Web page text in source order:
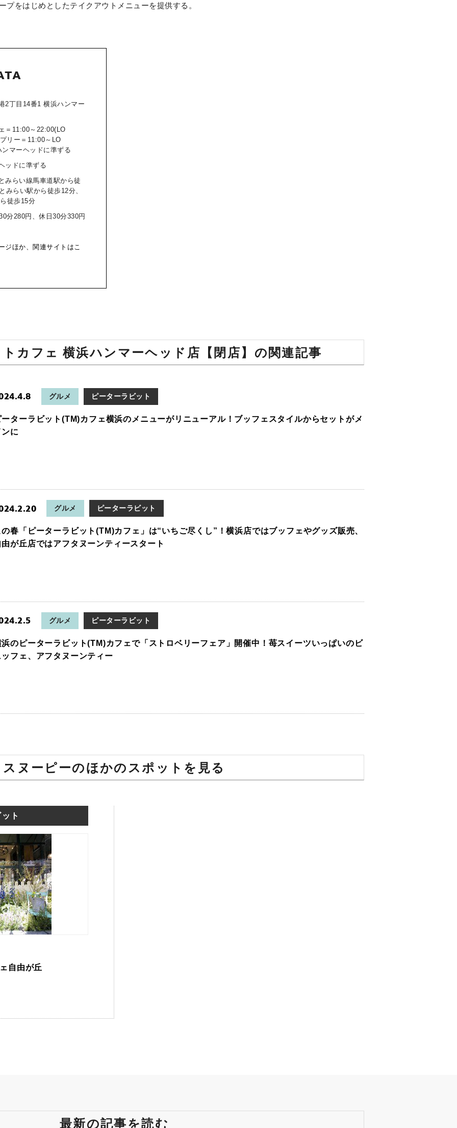
プをはじめとしたテイクアウトメニューを提供する。
2丁目14番1 横浜ハンマー
＝11:00～22:00(LO
リー＝11:00～LO
マーヘッドに準ずる
ッドに準ずる
みらい線馬車道駅から徒
みらい駅から徒歩12分、
徒歩15分
280円、休日30分330円
ジほか、関連サイトはこ
カフェ 横浜ハンマーヘッド店【閉店】の関連記事
グルメ ピーターラビット
ーターラビット(TM)カフェ横浜のメニューがリニューアル！ブッフェスタイルからセットがメ
に
グルメ ピーターラビット
の春「ピーターラビット(TM)カフェ」は“いちご尽くし”！横浜店ではブッフェやグッズ販売、
由が丘店ではアフタヌーンティースタート
グルメ ピーターラビット
浜のピーターラビット(TM)カフェで「ストロベリーフェア」開催中！苺スイーツいっぱいのビ
ッフェ、アフタヌーンティー
スヌーピーのほかのスポットを見る
ト
自由が丘
最新の記事を読む